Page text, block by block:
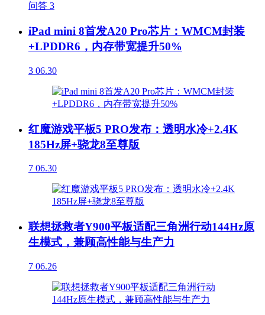
问答 3
iPad mini 8首发A20 Pro芯片：WMCM封装
+LPDDR6，内存带宽提升50%
3 06.30
红魔游戏平板5 PRO发布：透明水冷+2.4K
185Hz屏+骁龙8至尊版
7 06.30
联想拯救者Y900平板适配三角洲行动144Hz原
生模式，兼顾高性能与生产力
7 06.26